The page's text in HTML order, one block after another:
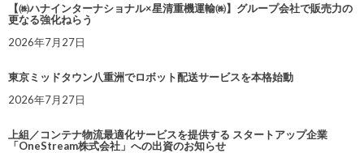
【㈱ハナインターナショナル×星清重機運輸㈱】グループ会社で販売力の
更なる強化ねらう
2026年7月27日
東京ミッドタウン八重洲でロボット配送サービスを本格始動
2026年7月27日
上組／コンテナ物流最適化サービスを提供する スタートアップ企業
「OneStream株式会社」への出資のお知らせ